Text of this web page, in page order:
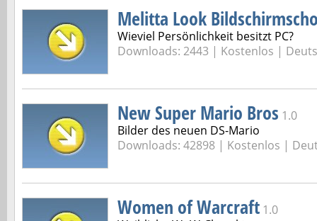
Melitta Look
Wieviel Persönlichkeit besitzt PC?
Downloads: 2443 | Kostenlos |
New Super Mario Bros 1.0
Bilder des neuen DS-Mario
Downloads: 42898 | Kostenlos |
Women of Warcraft 1.0